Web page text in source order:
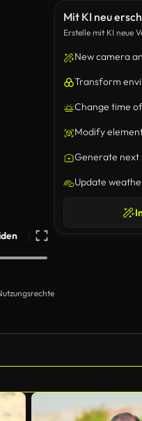
Mit KI neu
Erstelle mit KI neue
New camera
Transform
Change time
Modify
Generate next
Update